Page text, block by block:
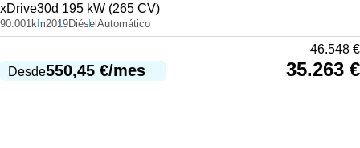
xDrive30d 195 kW (265 CV)
90.001km2019DiéselAutomático
Desde550,45 €/mes
46.548€
35.263 €